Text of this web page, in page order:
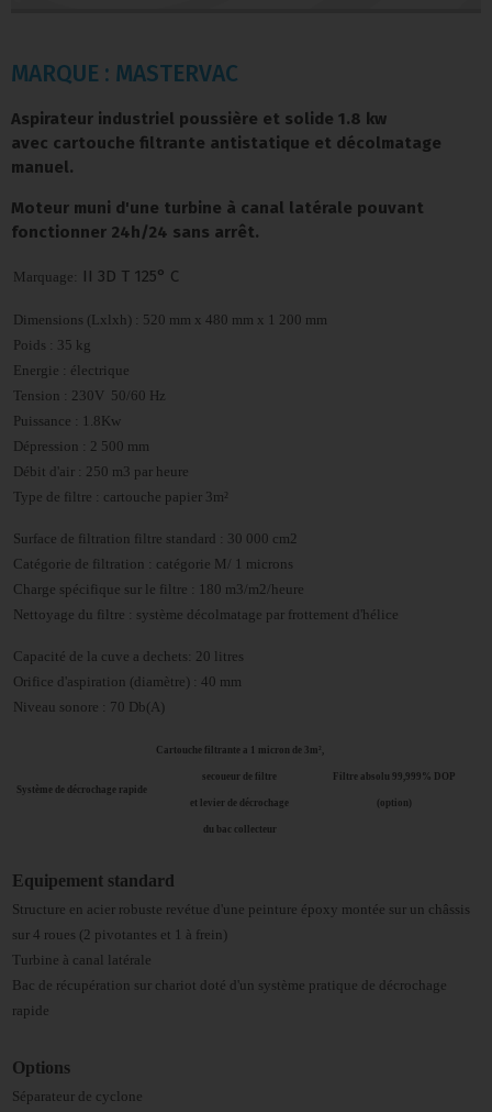
MARQUE : MASTERVAC
Aspirateur industriel poussière et solide 1.8 kw
avec cartouche filtrante antistatique et décolmatage
manuel.
Moteur muni d'une turbine à canal latérale pouvant
fonctionner 24h/24 sans arrêt.
Marquage: II 3D T 125° C
Di mensions (Lxlxh) : 520 mm x 480 mm x 1 200 mm
Poids : 35 kg
Energie : électrique
Tension : 230V 50/60 Hz
Puissance : 1.8Kw
Dépression : 2 500 mm
Débit d'air : 250 m3 par heure
Type de filtre : cartouche papier 3m²
Surface de filtration filtre standard : 30 000 cm2
Catégorie de filtration : catégorie M/ 1 microns
Charge spécifique sur le filtre : 180 m3/m2/heure
Nettoyage du filtre : système décolmatage par frottement d'hélice
Capacité de la cuve a dechets: 20 litres
Orifice d'aspiration (diamètre) : 40 mm
Niveau sonore : 70 Db(A)
Système de décrochage rapide
Cartouche filtrante a 1 micron de 3m²,
secoueur de filtre
et levier de décrochage
du bac collecteur
Filtre absolu 99,999% DOP
(option)
Equipement standard
Structure en acier robuste revétue d'une peinture époxy montée sur un châssis
sur 4 roues (2 pivotantes et 1 à frein)
Turbine à canal latérale
Bac de récupération sur chariot doté d'un système pratique de décrochage
rapide
Options
Séparateur de cyclone